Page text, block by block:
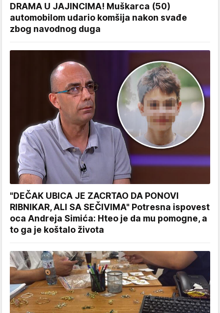
DRAMA U JAJINCIMA! Muškarca (50)
automobilom udario komšija nakon svađe
zbog navodnog duga
"DEČAK UBICA JE ZACRTAO DA PONOVI
RIBNIKAR, ALI SA SEČIVIMA" Potresna ispovest
oca Andreja Simića: Hteo je da mu pomogne, a
to ga je koštalo života